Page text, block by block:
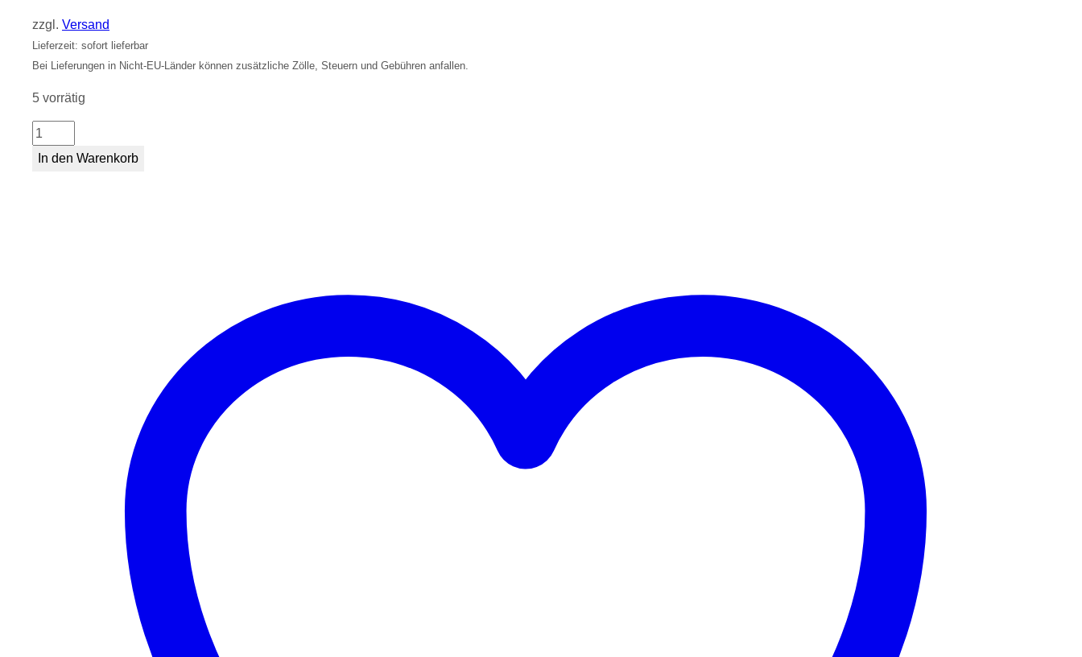
zzgl. Versand
Lieferzeit: sofort lieferbar
Bei Lieferungen in Nicht-EU-Länder können zusätzliche Zölle, Steuern und Gebühren anfallen.
5 vorrätig
Baum
des
In den Warenkorb